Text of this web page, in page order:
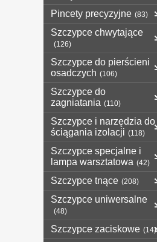
Pincety precyzyjne (83)
Szczypce chwytające
(126)
Szczypce do pierścieni
osadczych (106)
Szczypce do
zagniatania (110)
Szczypce i narzędzia do
ściągania izolacji (118)
Szczypce specjalne i
lampa warsztatowa (42)
Szczypce tnące (208)
Szczypce uniwersalne
(48)
Szczypce zaciskowe (14)